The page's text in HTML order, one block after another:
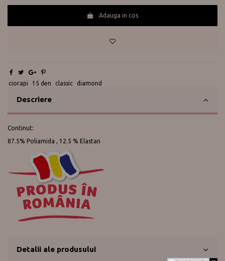
Adauga in cos
ciorapi 15 den classic diamond
Descriere
Continut:
87.5% Poliamida , 12.5 % Elastan
Detalii ale produsului